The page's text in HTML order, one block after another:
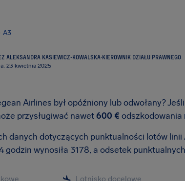
A3
ALEKSANDRA KASIEWICZ-KOWALSKA·KIEROWNIK DZIAŁU PRAWNEGO
23 kwietnia 2025
Airlines był opóźniony lub odwołany?
przysługiwać nawet600 €odszkodowania
danych dotyczących punktualności lotów
godzin wynosiła 3178, a odsetek